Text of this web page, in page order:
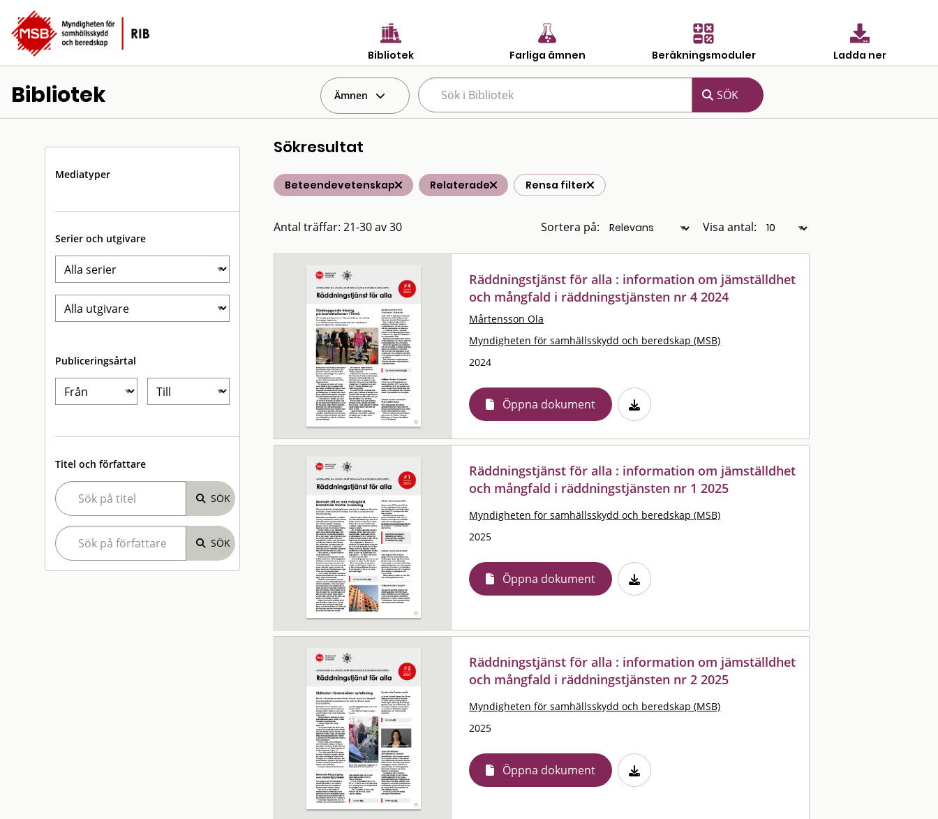
Bibliotek Farliga ämnen Beräkningsmoduler Ladda ner
Bibliotek Ämnen
Mediatyper
Serier och utgivare
Publiceringsårtal
Titel och författare
Sökresultat
Beteendevetenskap Relaterade Rensa filter
Antal träffar: 21-30 av 30 Sortera på: Visa antal:
Räddningstjänst för alla : information om jämställdhet
och mångfald i räddningstjänsten nr 4 2024
Mårtensson Ola
Myndigheten för samhällsskydd och beredskap (MSB)
2024
Öppna dokument
Räddningstjänst för alla : information om jämställdhet
och mångfald i räddningstjänsten nr 1 2025
Myndigheten för samhällsskydd och beredskap (MSB)
2025
Öppna dokument
Räddningstjänst för alla : information om jämställdhet
och mångfald i räddningstjänsten nr 2 2025
Myndigheten för samhällsskydd och beredskap (MSB)
2025
Öppna dokument